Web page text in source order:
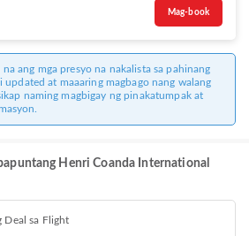
Mag-book
ang mga presyo na nakalista sa pahinang
at maaaring magbago nang walang
naming magbigay ng pinakatumpak at
Henri Coanda International
Deal sa Flight